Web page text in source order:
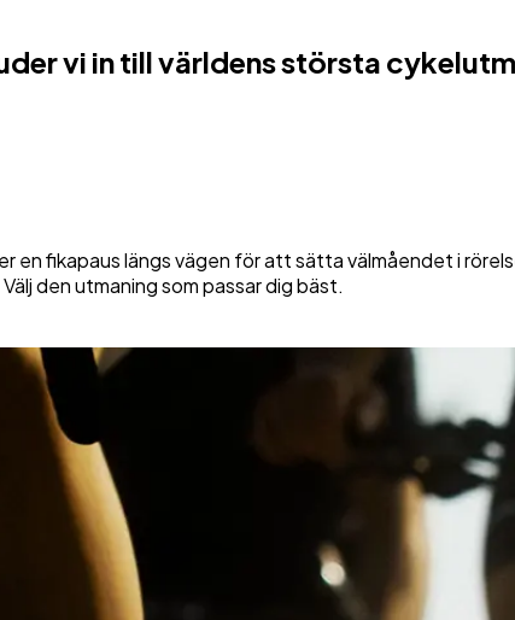
vi in till världens största
en fikapaus längs vägen för att sätta välmåendet i
den utmaning som passar dig bäst.